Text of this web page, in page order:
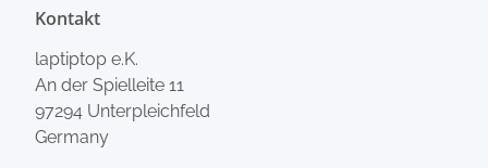
Kontakt
laptiptop e.K.
An der Spielleite 11
97294 Unterpleichfeld
Germany